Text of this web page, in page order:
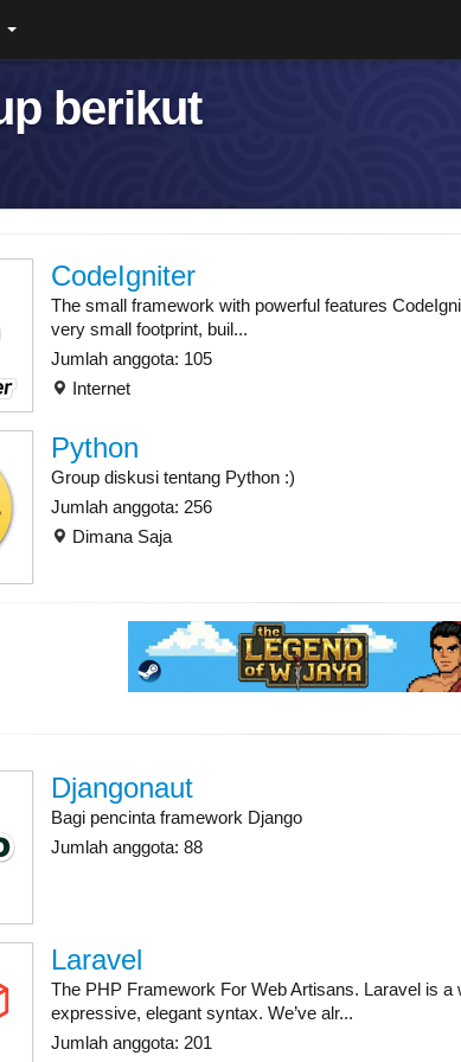
berikut
CodeIgniter
The small framework with powerful features
very small footprint, buil...
Jumlah anggota: 105
Internet
Python
Group diskusi tentang Python :)
Jumlah anggota: 256
Dimana Saja
Djangonaut
Bagi pencinta framework Django
Jumlah anggota: 88
Laravel
The PHP Framework For Web Artisans. Laravel is
expressive, elegant syntax. We’ve alr...
Jumlah anggota: 201